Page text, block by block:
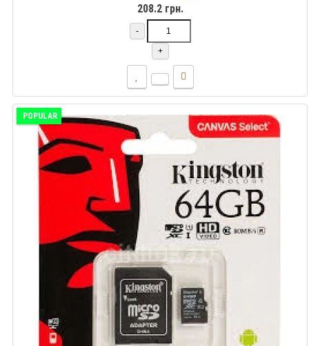
208.2 грн.
-
+
POPULAR